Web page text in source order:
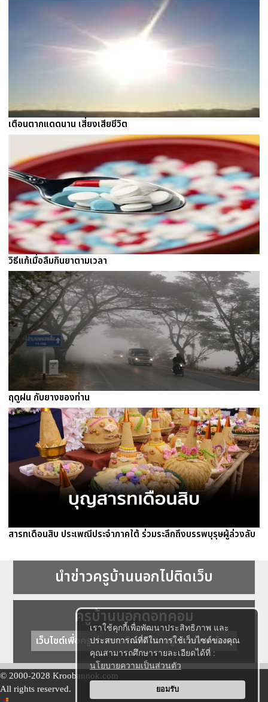
เราใช้คุกกี้เพื่อพัฒนาประสิทธิภาพ และ
ประสบการณ์ที่ดีในการใช้เว็บไซต์ของคุณ
คุณสามารถศึกษารายละเอียดได้ที่ :
นโยบายความเป็นส่วนตัว
ยอมรับ
เตือนตากแดดนาน เสี่ยงเสียชีวิต
วิธีแก้เมื่อลืมกินยาตามเวลา
ฤดูฝน กับยางของท่าน
สารทเดือนสิบ ประเพณีประจำภาคใต้ ร่วมระลึกถึงบรรพบุรุษผู้ล่วงลับ
นำข่าวครูบ้านนอกไปติดเว็บ
ครูบ้านนอกดอทคอม
เว็บไซต์เพื่อครู ข่าวการศึกษา ความรู้ การศึกษาไทย
© 2000-2028 Kroobannok.com
All rights reserved.